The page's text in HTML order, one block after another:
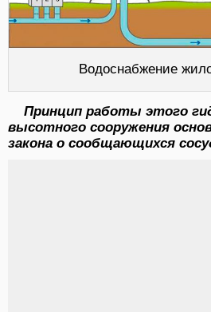
Водоснабжение
Принцип работы этого
высотного сооружения
закона о сообщающихся